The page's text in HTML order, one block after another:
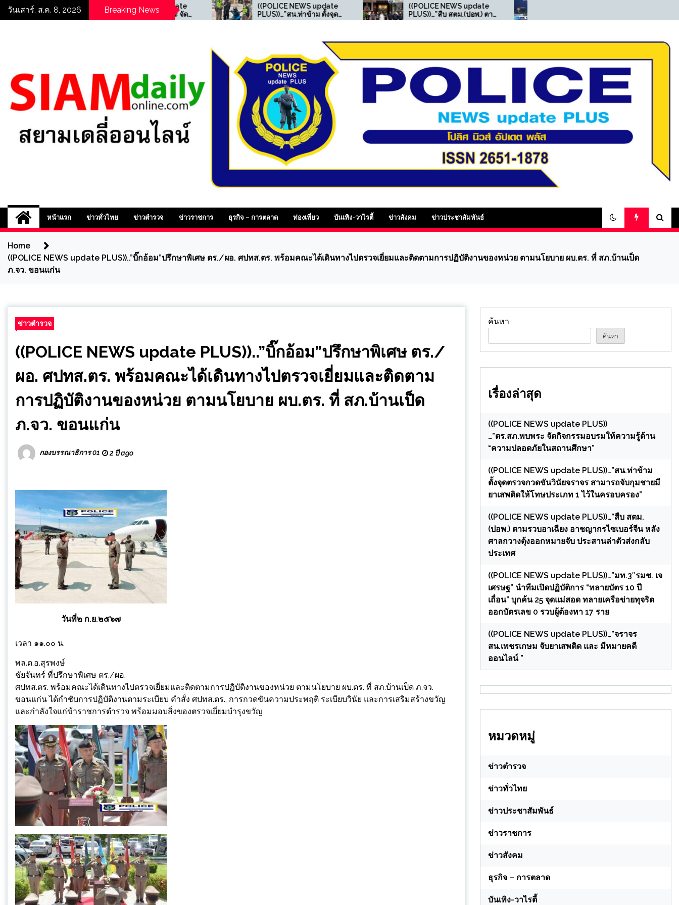
Skipวันเสาร์, ส.ค. 8, 2026 Breaking News
((POLICE NEWS update
PLUS))…”ตร.สภ.พบพระ จัด
กิจกรรมอบรมให้ความรู้ด้าน
((POLICE NEWS update
PLUS))…”สน.ท่าข้าม ตั้งจุด
ตรวจกวดขันวินัยจราจร
ครอง”
((POLICE NEWS update
PLUS))…”สืบ สตม.(ปอพ.) ตาม
รวบอาเฉียง อาชญากร
((POLICE NEWS update
PLUS))…”มท.3″รมช. เจ
เศรษฐ” นำทีมเปิดปฏิบัติการ
สน.เพชร
สยามเดลี่ออนไลน์ , SiamDailyOnline , policenewsupdateplus
หน้าแรก ข่าวทั่วไทย ข่าวตำรวจ ข่าวราชการ ธุรกิจ – การตลาด ท่องเที่ยว บันเทิง-วาไรตี้ ข่าวสังคม ข่าวประชาสัมพันธ์
Home
((POLICE NEWS update PLUS))..”บิ๊กอ้อม”ปรึกษาพิเศษ ตร./ผอ. ศปทส.ตร. พร้อมคณะได้เดินทางไปตรวจเยี่ยมและติดตามการปฏิบัติงานของหน่วย ตามนโยบาย ผบ.ตร. ที่ สภ.บ้านเป็ด
ภ.จว. ขอนแก่น
ข่าวตำรวจ
((POLICE NEWS update PLUS))..”บิ๊กอ้อม”ปรึกษาพิเศษ ตร./
ผอ. ศปทส.ตร. พร้อมคณะได้เดินทางไปตรวจเยี่ยมและติดตาม
การปฏิบัติงานของหน่วย ตามนโยบาย ผบ.ตร. ที่ สภ.บ้านเป็ด
ภ.จว. ขอนแก่น
กองบรรณาธิการ 01 2 ปี ago
วันที่๒ ก.ย.๒๕๖๗
เวลา ๑๑.๐๐ น.
พล.ต.อ.สุรพงษ์
ชัยจันทร์ ที่ปรึกษาพิเศษ ตร./ผอ.
ศปทส.ตร. พร้อมคณะได้เดินทางไปตรวจเยี่ยมและติดตามการปฏิบัติงานของหน่วย ตามนโยบาย ผบ.ตร. ที่ สภ.บ้านเป็ด ภ.จว.
ขอนแก่น ได้กำชับการปฏิบัติงานตามระเบียบ คำสั่ง ศปทส.ตร., การกวดขันความประพฤติ ระเบียบวินัย และการเสริมสร้างขวัญ
และกำลังใจแก่ข้าราชการตำรวจ พร้อมมอบสิ่งของตรวจเยี่ยมบำรุงขวัญ
ค้นหา
ค้นหา
เรื่องล่าสุด
((POLICE NEWS update PLUS))
…”ตร.สภ.พบพระ จัดกิจกรรมอบรมให้ความรู้ด้าน
“ความปลอดภัยในสถานศึกษา”
((POLICE NEWS update PLUS))…”สน.ท่าข้าม
ตั้งจุดตรวจกวดขันวินัยจราจร สามารถจับกุมชายมี
ยาเสพติดให้โทษประเภท 1 ไว้ในครอบครอง”
((POLICE NEWS update PLUS))…”สืบ สตม.
(ปอพ.) ตามรวบอาเฉียง อาชญากรไซเบอร์จีน หลัง
ศาลกวางตุ้งออกหมายจับ ประสานล่าตัวส่งกลับ
ประเทศ
((POLICE NEWS update PLUS))…”มท.3″รมช. เจ
เศรษฐ” นำทีมเปิดปฏิบัติการ “ทลายบัตร 10 ปี
เถื่อน” บุกค้น 25 จุดแม่สอด ทลายเครือข่ายทุจริต
ออกบัตรเลข 0 รวบผู้ต้องหา 17 ราย
((POLICE NEWS update PLUS))…”จราจร
สน.เพชรเกษม จับยาเสพติด และ มีหมายคดี
ออนไลน์ ”
หมวดหมู่
ข่าวตำรวจ
ข่าวทั่วไทย
ข่าวประชาสัมพันธ์
ข่าวราชการ
ข่าวสังคม
ธุรกิจ – การตลาด
บันเทิง-วาไรตี้